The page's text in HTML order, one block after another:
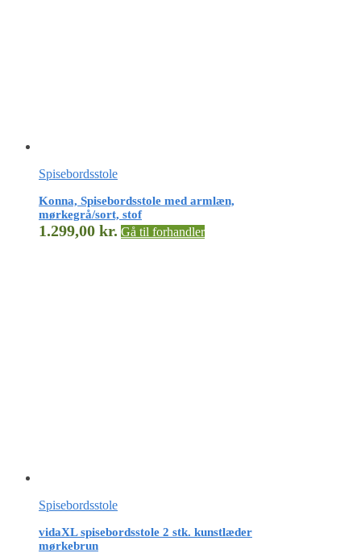
Spisebordsstole
Konna, Spisebordsstole med armlæn,
mørkegrå/sort, stof
1.299,00 kr. Gå til forhandler
Spisebordsstole
vidaXL spisebordsstole 2 stk. kunstlæder
mørkebrun